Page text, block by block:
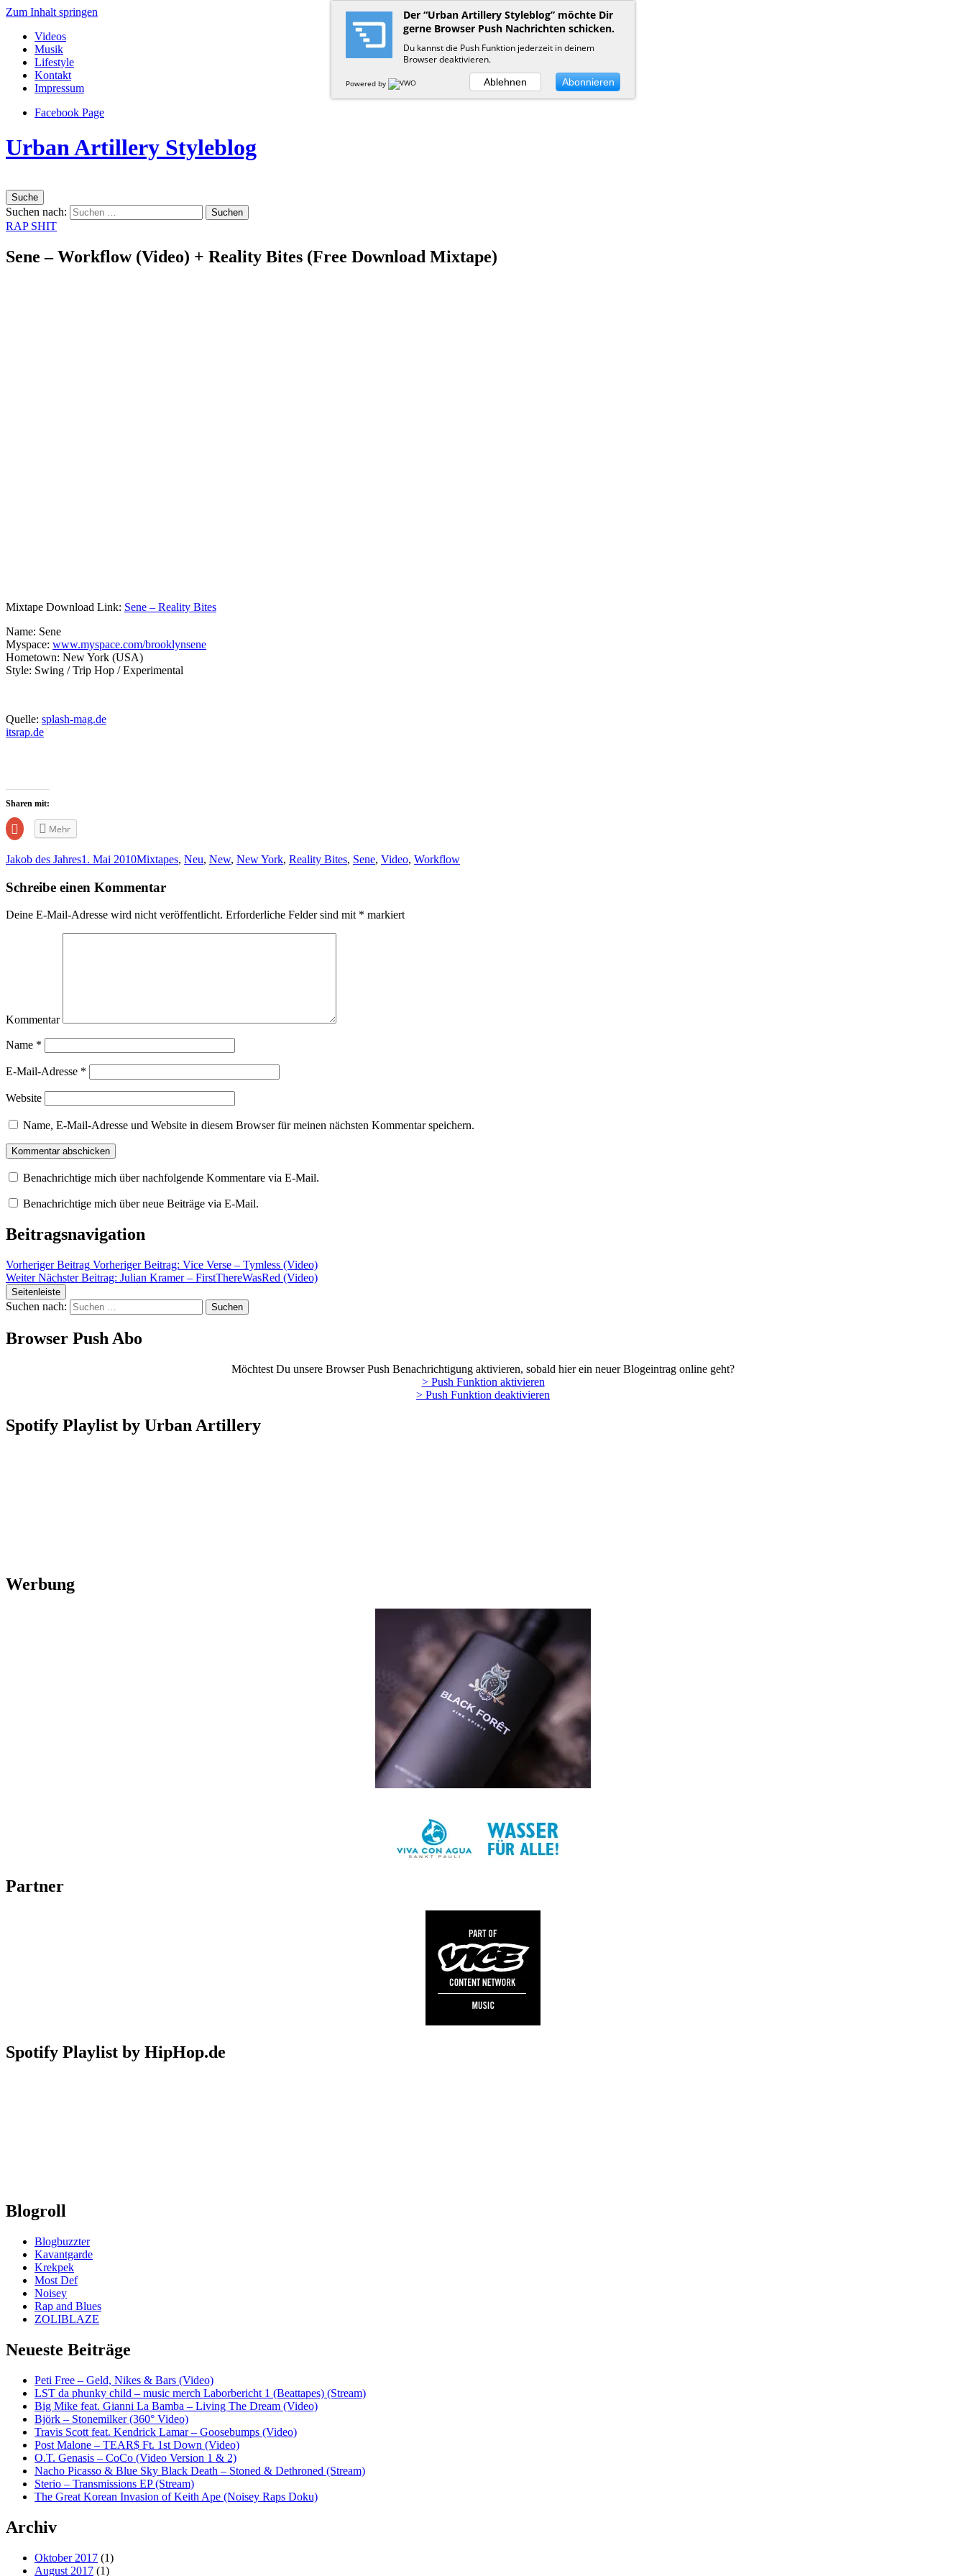
Zum Inhalt springen
Videos
Musik
Lifestyle
Kontakt
Impressum
Facebook Page
Urban Artillery Styleblog
Suche
Suchen nach:
RAP SHIT
Sene – Workflow (Video) + Reality Bites (Free Download Mixtape)
Mixtape Download Link: Sene – Reality Bites
Name: Sene
Myspace: www.myspace.com/brooklynsene
Hometown: New York (USA)
Style: Swing / Trip Hop / Experimental
Quelle: splash-mag.de
itsrap.de
Sharen mit:
Zum
Teilen
anklicken
neuem
Fenster
Mehr
Jakob des Jahres1. Mai 2010Mixtapes, Neu, New, New York, Reality Bites, Sene, Video, Workflow
Schreibe einen Kommentar
Deine E-Mail-Adresse wird nicht veröffentlicht. Erforderliche Felder sind mit * markiert
Kommentar
Name *
E-Mail-Adresse *
Website
Name, E-Mail-Adresse und Website in diesem Browser für meinen nächsten Kommentar speichern.
Benachrichtige mich über nachfolgende Kommentare via E-Mail.
Benachrichtige mich über neue Beiträge via E-Mail.
Beitragsnavigation
Vorheriger Beitrag Vorheriger Beitrag: Vice Verse – Tymless (Video)
Weiter Nächster Beitrag: Julian Kramer – FirstThereWasRed (Video)
Seitenleiste
Suchen nach:
Browser Push Abo
Möchtest Du unsere Browser Push Benachrichtigung aktivieren, sobald hier ein neuer Blogeintrag online geht?
> Push Funktion aktivieren
> Push Funktion deaktivieren
Spotify Playlist by Urban Artillery
Werbung
Partner
Spotify Playlist by HipHop.de
Blogroll
Blogbuzzter
Kavantgarde
Krekpek
Most Def
Noisey
Rap and Blues
ZOLIBLAZE
Neueste Beiträge
Peti Free – Geld, Nikes & Bars (Video)
LST da phunky child – music merch Laborbericht 1 (Beattapes) (Stream)
Big Mike feat. Gianni La Bamba – Living The Dream (Video)
Björk – Stonemilker (360° Video)
Travis Scott feat. Kendrick Lamar – Goosebumps (Video)
Post Malone – TEAR$ Ft. 1st Down (Video)
O.T. Genasis – CoCo (Video Version 1 & 2)
Nacho Picasso & Blue Sky Black Death – Stoned & Dethroned (Stream)
Sterio – Transmissions EP (Stream)
The Great Korean Invasion of Keith Ape (Noisey Raps Doku)
Archiv
Oktober 2017 (1)
August 2017 (1)
Der “Urban Artillery Styleblog” möchte Dir
gerne Browser Push Nachrichten schicken.
Du kannst die Push Funktion jederzeit in deinem
Browser deaktivieren.
Powered by Ablehnen Abonnieren